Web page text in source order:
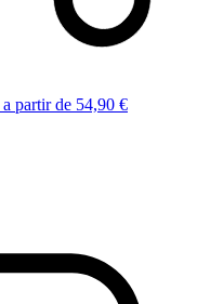
a partir de 54,90 €